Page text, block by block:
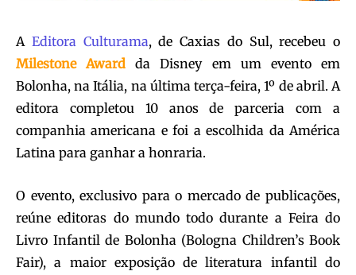
A Editora Culturama, de Caxias do Sul, recebeu o
Milestone Award da Disney em um evento em
Bolonha, na Itália, na última terça-feira, 1º de abril. A
editora completou 10 anos de parceria com a
companhia americana e foi a escolhida da América
Latina para ganhar a honraria.
O evento, exclusivo para o mercado de publicações,
reúne editoras do mundo todo durante a Feira do
Livro Infantil de Bolonha (Bologna Children’s Book
Fair), a maior exposição de literatura infantil do